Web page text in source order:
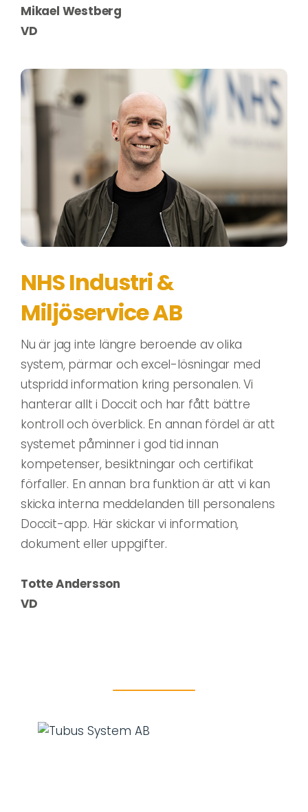
Mikael Westberg
VD
NHS Industri &
Miljöservice AB
Nu är jag inte längre beroende av olika
system, pärmar och excel-lösningar med
utspridd information kring personalen. Vi
hanterar allt i Doccit och har fått bättre
kontroll och överblick. En annan fördel är att
systemet påminner i god tid innan
kompetenser, besiktningar och certifikat
förfaller. En annan bra funktion är att vi kan
skicka interna meddelanden till personalens
Doccit-app. Här skickar vi information,
dokument eller uppgifter.
Totte Andersson
VD